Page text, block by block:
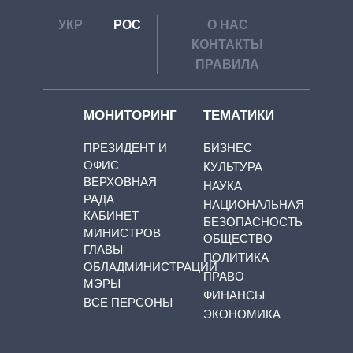
УКР РОС
О НАС
КОНТАКТЫ
ПРАВИЛА
МОНИТОРИНГ
ПРЕЗИДЕНТ И
ОФИС
ВЕРХОВНАЯ
РАДА
КАБИНЕТ
МИНИСТРОВ
ГЛАВЫ
ОБЛАДМИНИСТРАЦИЙ
МЭРЫ
ВСЕ ПЕРСОНЫ
ТЕМАТИКИ
БИЗНЕС
КУЛЬТУРА
НАУКА
НАЦИОНАЛЬНАЯ
БЕЗОПАСНОСТЬ
ОБЩЕСТВО
ПОЛИТИКА
ПРАВО
ФИНАНСЫ
ЭКОНОМИКА